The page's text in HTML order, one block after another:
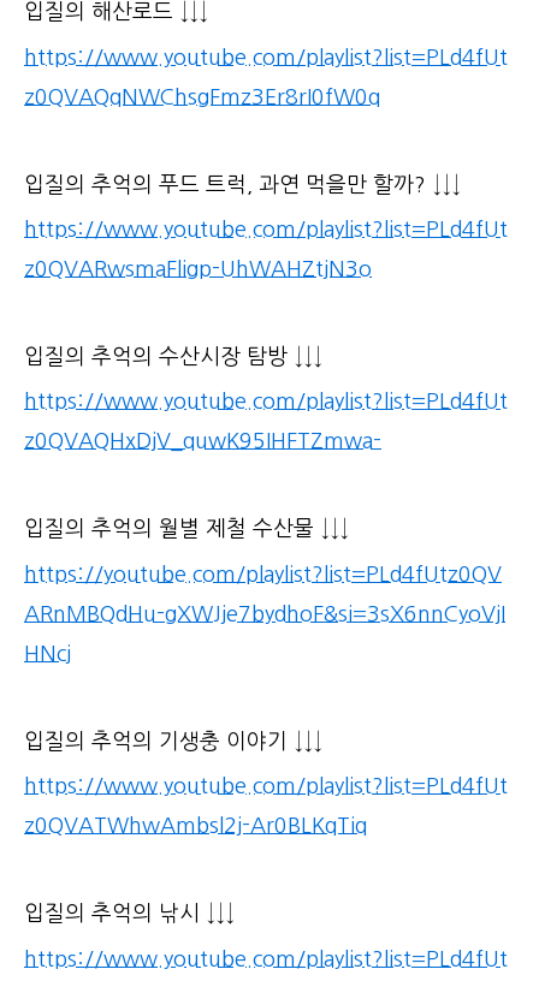
입질의 해산로드 ↓↓↓
https://www.youtube.com/playlist?list=PLd4fUt
z0QVAQqNWChsgFmz3Er8rI0fW0q
입질의 추억의 푸드 트럭, 과연 먹을만 할까? ↓↓↓
https://www.youtube.com/playlist?list=PLd4fUt
z0QVARwsmaFligp-UhWAHZtjN3o
입질의 추억의 수산시장 탐방 ↓↓↓
https://www.youtube.com/playlist?list=PLd4fUt
z0QVAQHxDjV_quwK95IHFTZmwa-
입질의 추억의 월별 제철 수산물 ↓↓↓
https://youtube.com/playlist?list=PLd4fUtz0QV
ARnMBQdHu-gXWJje7bydhoF&si=3sX6nnCyoVjI
HNcj
입질의 추억의 기생충 이야기 ↓↓↓
https://www.youtube.com/playlist?list=PLd4fUt
z0QVATWhwAmbsl2j-Ar0BLKqTiq
입질의 추억의 낚시 ↓↓↓
https://www.youtube.com/playlist?list=PLd4fUt